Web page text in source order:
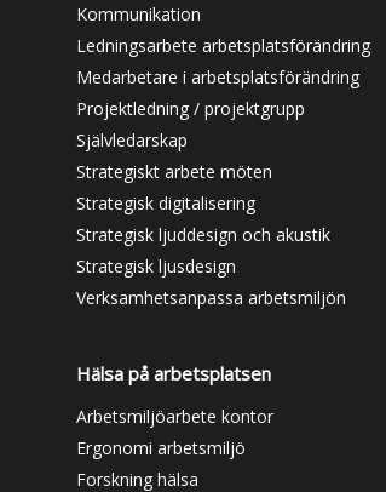
Kommunikation
Ledningsarbete arbetsplatsförändring
Medarbetare i arbetsplatsförändring
Projektledning / projektgrupp
Självledarskap
Strategiskt arbete möten
Strategisk digitalisering
Strategisk ljuddesign och akustik
Strategisk ljusdesign
Verksamhetsanpassa arbetsmiljön
Hälsa på arbetsplatsen
Arbetsmiljöarbete kontor
Ergonomi arbetsmiljö
Forskning hälsa